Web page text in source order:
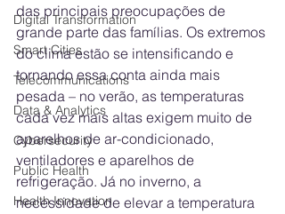
Digital Transformation
Smart Cities
Telecommunications
Data & Analytics
Cybersecurity
Public Health
Health Innovation
das principais preocupações de
grande parte das famílias. Os extremos
do clima estão se intensificando e
tornando essa conta ainda mais
pesada – no verão, as temperaturas
cada vez mais altas exigem muito de
aparelhos de ar-condicionado,
ventiladores e aparelhos de
refrigeração. Já no inverno, a
necessidade de elevar a temperatura